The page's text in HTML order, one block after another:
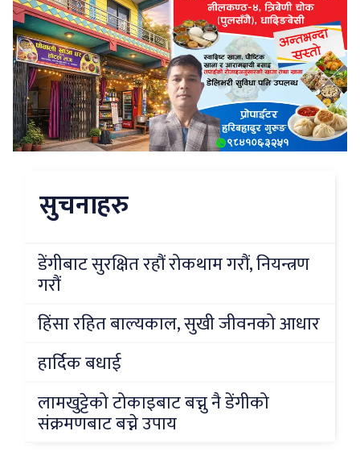
सुचनाहरु
डेंगीबाट सुरक्षित रहौं रोकथाम गरौं, नियन्त्रण
गरौं
हिंसा रहित बाल्यकाल, सुखी जीवनको आधार
हार्दिक बधाई
लामखुट्टेको टोकाइबाट बच्नु नै डेंगीको
संक्रमणबाट बच्ने उपाय